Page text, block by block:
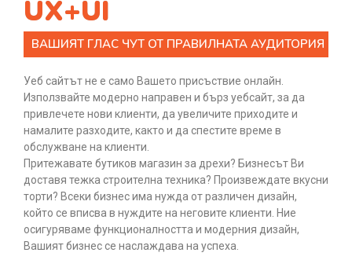
UX+UI
ВАШИЯТ ГЛАС ЧУТ ОТ ПРАВИЛНАТА АУДИТОРИЯ
Уеб сайтът не е само Вашето присъствие онлайн.
Използвайте модерно направен и бърз уебсайт, за да
привлечете нови клиенти, да увеличите приходите и
намалите разходите, както и да спестите време в
обслужване на клиенти.
Притежавате бутиков магазин за дрехи? Бизнесът Ви
доставя тежка строителна техника? Произвеждате вкусни
торти? Всеки бизнес има нужда от различен дизайн,
който се вписва в нуждите на неговите клиенти. Ние
осигуряваме функционалността и модерния дизайн,
Вашият бизнес се наслаждава на успеха.